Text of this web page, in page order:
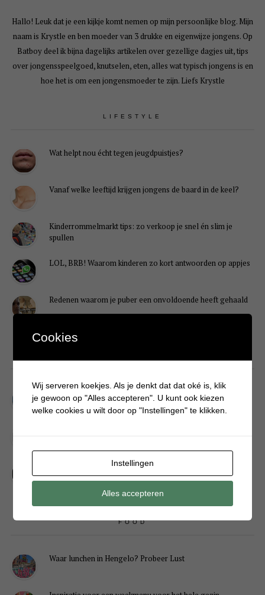
Hallo! Leuk dat je een kijkje komt nemen op mijn persoonlijke blog. Mijn
naam is Krystle en ben moeder van 3 drukke en eigenwijze jongens. Op
Batboy deel ik bijna dagelijks artikelen over gezellige dagjes uit, tips
over jongensspeelgoed, knutselen, eten, alles wat typisch jongens is en
hoe het is om een jongensmoeder te zijn. Liefs Krystle
LIFESTYLE
Wat helpt nou écht tegen jeugdpuistjes?
Vanaf welke leeftijd krijgen jongens de baard in de keel?
Kinderrommelmarkt tips: zo verkoop je snel én slim je
spullen
LOL, BRB! Waarom kinderen zo kort antwoorden op appjes
Redenen waarom je puber een onvoldoende heeft gehaald
Simpele DIY: Maak een geurroos van watten
Sneeuwpopkrans maken om bij de voordeur te hangen
FOOD
Waar lunchen in Hengelo? Probeer Lust
Cookies
Wij serveren koekjes. Als je denkt dat dat oké is, klik
je gewoon op "Alles accepteren". U kunt ook kiezen
welke cookies u wilt door op "Instellingen" te klikken.
Instellingen
Alles accepteren